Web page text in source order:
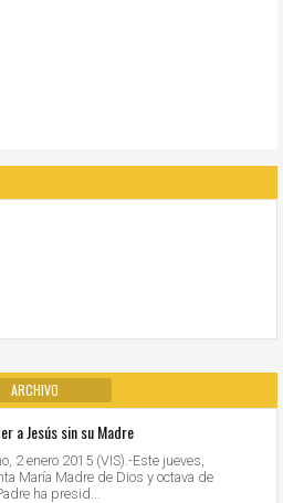
ARCHIVO
a Jesús sin su Madre
2 enero 2015 (VIS).-Este jueves,
María Madre de Dios y octava de
ha presid...